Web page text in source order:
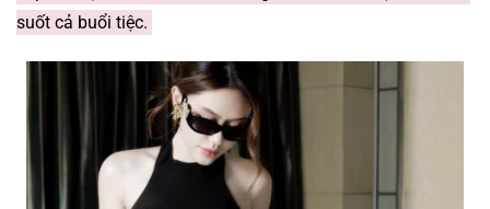
suốt cả buổi tiệc.